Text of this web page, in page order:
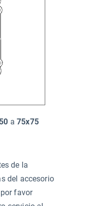
a75x75
de la
del accesorio
favor